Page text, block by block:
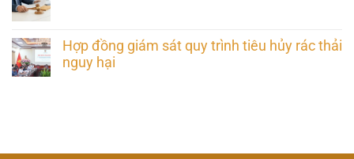
Hợp đồng giám sát quy trình tiêu hủy rác thải
nguy hại